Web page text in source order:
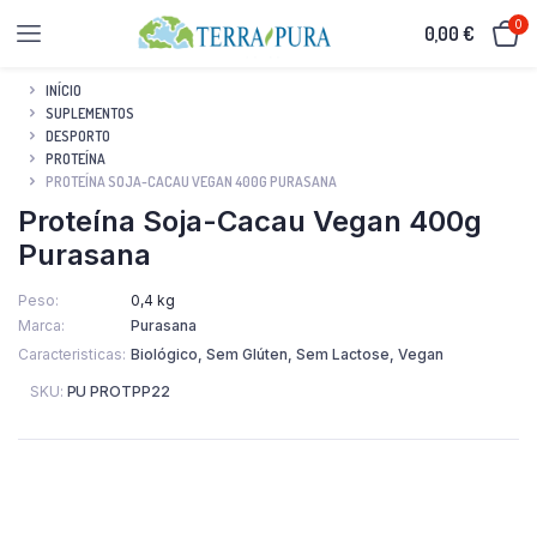
0,00€ 0
INÍCIO
SUPLEMENTOS
DESPORTO
PROTEÍNA
PROTEÍNA SOJA-CACAU VEGAN 400G PURASANA
Proteína Soja-Cacau Vegan 400g
Purasana
Peso
0,4 kg
Marca
Purasana
Caracteristicas Biológico, Sem Glúten, Sem Lactose, Vegan
SKU: PU PROTPP22